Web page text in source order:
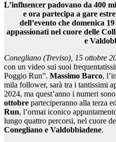
L’influencer padovano da 400
e ora partecipa a gare
dell’evento che domenica
appassionati nel cuore delle
e
Conegliano (Treviso), 15 ottobre
con un video sui suoi
Poggio Run”. Massimo Barco,
mila follower, sarà tra i tantissimi
2024, ma quest’anno i numeri
ottobre parteciperanno alla terza
Run, l’ormai iconico
lungo quattro percorsi, nel cuore
Conegliano e Valdobbiadene.